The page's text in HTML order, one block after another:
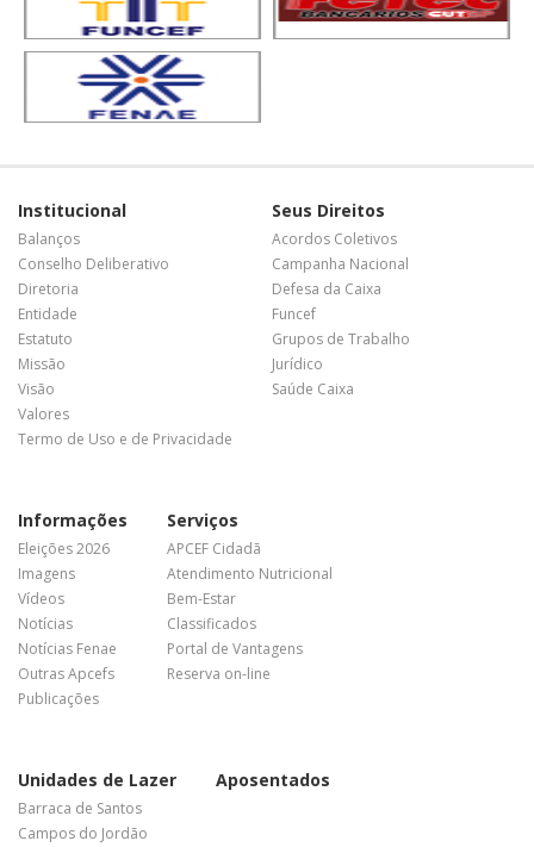
Institucional
Balanços
Conselho Deliberativo
Diretoria
Entidade
Estatuto
Missão
Visão
Valores
Termo de Uso e de Privacidade
Seus Direitos
Acordos Coletivos
Campanha Nacional
Defesa da Caixa
Funcef
Grupos de Trabalho
Jurídico
Saúde Caixa
Informações
Eleições 2026
Imagens
Vídeos
Notícias
Notícias Fenae
Outras Apcefs
Publicações
Serviços
APCEF Cidadã
Atendimento Nutricional
Bem-Estar
Classificados
Portal de Vantagens
Reserva on-line
Unidades de Lazer
Barraca de Santos
Campos do Jordão
Aposentados